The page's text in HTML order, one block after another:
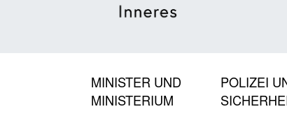
MINISTER UND
MINISTERIUM
POLIZEI